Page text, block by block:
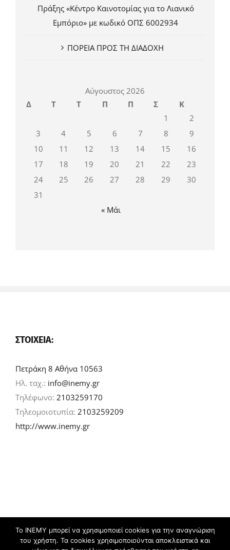
Πράξης «Κέντρο Καινοτομίας για το Λιανικό
Εμπόριο» με κωδικό ΟΠΣ 6002934
ΠΟΡΕΙΑ ΠΡΟΣ ΤΗ ΔΙΑΔΟΧΗ
Αύγουστος 2026
Δ
Τ Τ Π Π Σ
Κ
1
2
3
4 5 6 7 8
9
10
11 12 13 14 15
16
17
18 19 20 21 22
23
24
25 26 27 28 29
30
31
« Μάι
ΣΤΟΙΧΕΊΑ:
Πετράκη 8 Αθήνα 10563
Ηλ. ταχ.: info@inemy.gr
Τηλέφωνο: 2103259170
Τηλεομοιοτυπία: 2103259209
http://www.inemy.gr
Το ΙΝΕΜΥ μπορεί να χρησιμοποιεί cookies για την αναγνώριση
του χρήστη. Τα cookies χρησιμοποιούνται αποκλειστικά και